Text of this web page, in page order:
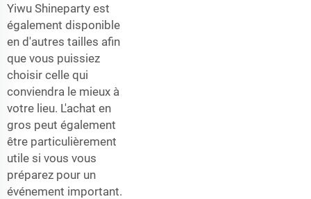
Yiwu Shineparty est
également disponible
en d'autres tailles afin
que vous puissiez
choisir celle qui
conviendra le mieux à
votre lieu. L'achat en
gros peut également
être particulièrement
utile si vous vous
préparez pour un
événement important.